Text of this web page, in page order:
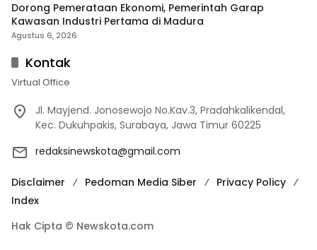
Dorong Pemerataan Ekonomi, Pemerintah Garap
Kawasan Industri Pertama di Madura
Agustus 6, 2026
Kontak
Virtual Office
Jl. Mayjend. Jonosewojo No.Kav.3, Pradahkalikendal,
Kec. Dukuhpakis, Surabaya, Jawa Timur 60225
redaksinewskota@gmail.com
Disclaimer Pedoman Media Siber
Privacy Policy
Index
Hak Cipta © Newskota.com